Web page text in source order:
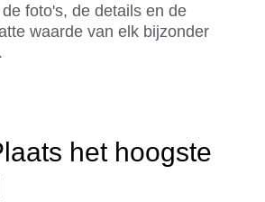
foto's, de details en de
waarde van elk bijzonder
het hoogste